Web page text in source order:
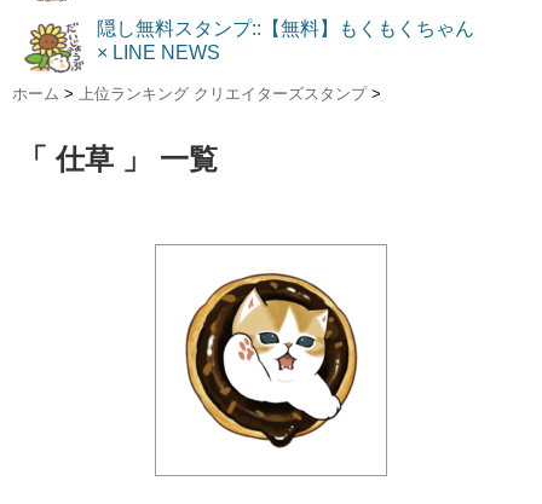
隠し無料スタンプ::【無料】もくもくちゃん
× LINE NEWS
ホーム > 上位ランキング クリエイターズスタンプ >
「 仕草 」 一覧